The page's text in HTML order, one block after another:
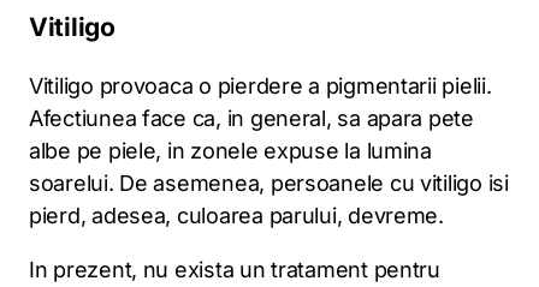
Vitiligo
Vitiligo provoaca o pierdere a pigmentarii pielii.
Afectiunea face ca, in general, sa apara pete
albe pe piele, in zonele expuse la lumina
soarelui. De asemenea, persoanele cu vitiligo isi
pierd, adesea, culoarea parului, devreme.
In prezent, nu exista un tratament pentru